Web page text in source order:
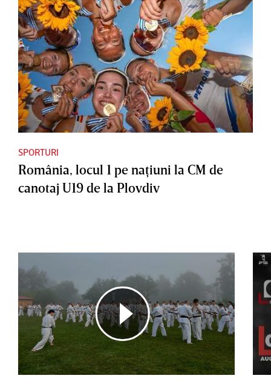
SPORTURI
România, locul 1 pe naţiuni la CM de
canotaj U19 de la Plovdiv